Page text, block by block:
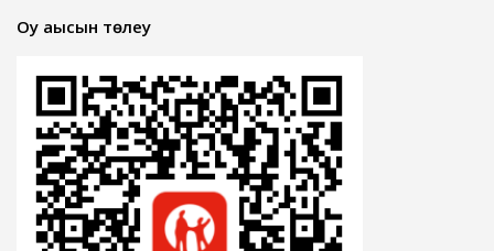
Оқу ақысын төлеу